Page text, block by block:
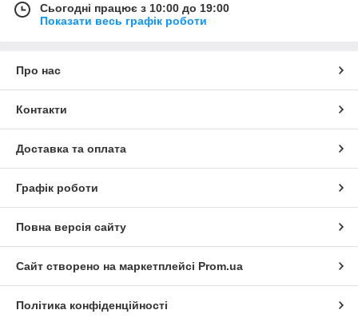
Сьогодні працює з 10:00 до 19:00
Показати весь графік роботи
Про нас
Контакти
Доставка та оплата
Графік роботи
Повна версія сайту
Сайт створено на маркетплейсі Prom.ua
Політика конфіденційності